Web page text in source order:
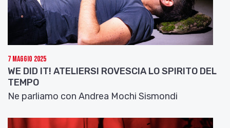
7 Maggio 2025
WE DID IT! ATELIERSI ROVESCIA LO SPIRITO DEL
TEMPO
Ne parliamo con Andrea Mochi Sismondi